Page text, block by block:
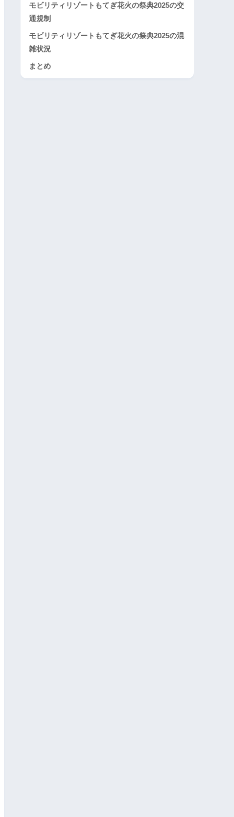
モビリティリゾートもてぎ花火の祭典2025の交
通規制
モビリティリゾートもてぎ花火の祭典2025の混
雑状況
まとめ